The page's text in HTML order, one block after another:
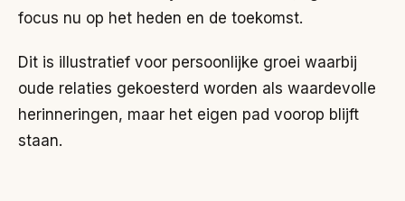
focus nu op het heden en de toekomst.
Dit is illustratief voor persoonlijke groei waarbij
oude relaties gekoesterd worden als waardevolle
herinneringen, maar het eigen pad voorop blijft
staan.